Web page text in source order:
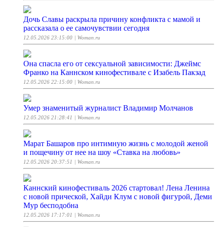
Дочь Славы раскрыла причину конфликта с мамой и
рассказала о ее самочувствии сегодня
12.05.2026 23:15:00 | Woman.ru
Она спасла его от сексуальной зависимости: Джеймс
Франко на Каннском кинофестивале с Изабель Пакзад
12.05.2026 22:15:00 | Woman.ru
Умер знаменитый журналист Владимир Молчанов
12.05.2026 21:28:41 | Woman.ru
Марат Башаров про интимную жизнь с молодой женой
и пощечину от нее на шоу «Ставка на любовь»
12.05.2026 20:37:51 | Woman.ru
Каннский кинофестиваль 2026 стартовал! Лена Ленина
с новой прической, Хайди Клум с новой фигурой, Деми
Мур бесподобна
12.05.2026 17:17:01 | Woman.ru